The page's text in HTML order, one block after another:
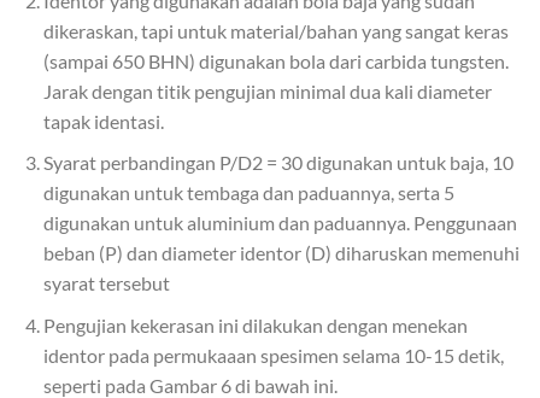
dikeraskan, tapi untuk material/bahan yang sangat keras
(sampai 650 BHN) digunakan bola dari carbida tungsten.
Jarak dengan titik pengujian minimal dua kali diameter
tapak identasi.
Syarat perbandingan P/D2 = 30 digunakan untuk baja, 10
digunakan untuk tembaga dan paduannya, serta 5
digunakan untuk aluminium dan paduannya. Penggunaan
beban (P) dan diameter identor (D) diharuskan memenuhi
syarat tersebut
Pengujian kekerasan ini dilakukan dengan menekan
identor pada permukaaan spesimen selama 10-15 detik,
seperti pada Gambar 6 di bawah ini.